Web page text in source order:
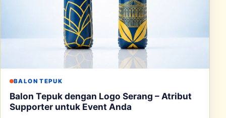
BALON TEPUK
Balon Tepuk dengan Logo Serang – Atribut
Supporter untuk Event Anda